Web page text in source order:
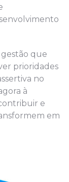
gestão que
prioridades
no
à
e
em